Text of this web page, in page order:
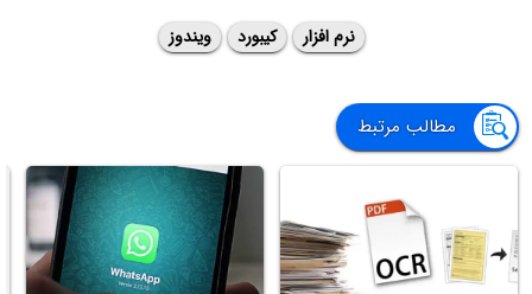
نرم افزار کیبورد ویندوز
مطالب مرتبط